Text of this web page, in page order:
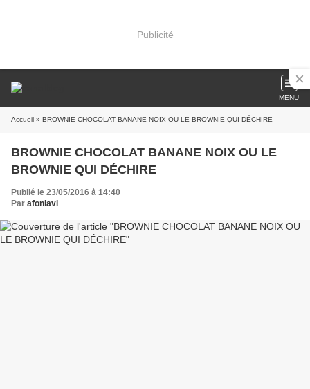
Publicité
MENU
Accueil » BROWNIE CHOCOLAT BANANE NOIX OU LE BROWNIE QUI DÉCHIRE
BROWNIE CHOCOLAT BANANE NOIX OU LE
BROWNIE QUI DÉCHIRE
Publié le 23/05/2016 à 14:40
Par afonlavi